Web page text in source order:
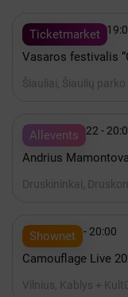
Ticketmarket
 Rugpjūtis 08 -
Vasaros festivalis
Šiauliai, Šiaulių
Allevents
 Rugpjūtis 22 -
Andrius
Druskininkai,
Shownet
 Spalis 15 - 20:00
Camouflage Live
Vilnius, Kablys +